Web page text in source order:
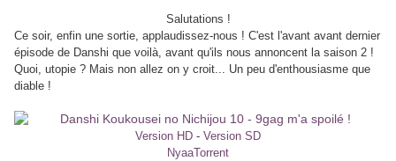
Salutations !
Ce soir, enfin une sortie, applaudissez-nous ! C'est l'avant avant dernier
épisode de Danshi que voilà, avant qu'ils nous annoncent la saison 2 !
Quoi, utopie ? Mais non allez on y croit... Un peu d'enthousiasme que
diable !
Version HD - Version SD
NyaaTorrent